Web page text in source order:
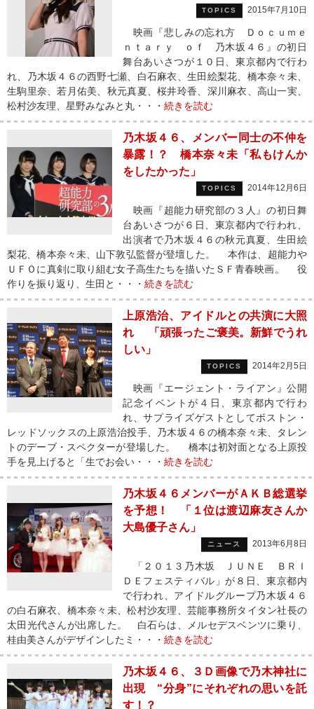
TOPICS 2015年7月10日
映画『悲しみの忘れ方 Ｄｏｃｕｍｅ
ｎｔａｒｙ ｏｆ 乃木坂４６』の初日
舞台あいさつが１０日、東京都内で行わ
れ、乃木坂４６の西野七瀬、白石麻衣、生田絵梨花、橋本奈々未、
生駒里奈、若月佑美、秋元真夏、桜井玲香、深川麻衣、高山一実、
松村沙友理、星野みなみと丸・・・ 続きを読む
乃木坂４６、メンバー同士の不仲を
暴露！？ 橋本奈々未「私もけんか
をしたかった」
TOPICS 2014年12月6日
映画『超能力研究部の３人』の初日舞
台あいさつが６日、東京都内で行われ、
出演者で乃木坂４６の秋元真夏、生田絵
梨花、橋本奈々未、山下敦弘監督が登壇した。 本作は、超能力や
ＵＦＯに真剣に取り組む女子高生たちを描いたＳＦ青春映画。 役
作りを振り返り、生田と・・・ 続きを読む
上原浩治、アイドルとの共演に大照
れ 「頑張ったご褒美。新鮮でうれ
しい」
TOPICS 2014年2月5日
映画『エージェント・ライアン』公開
記念イベントが４日、東京都内で行わ
れ、サプライズゲストとしてボストン・
レッドソックスの上原浩治投手、乃木坂４６の橋本奈々未、タレン
トのデーブ・スペクターが登場した。 橋本は初対面となる上原投
手を見上げると「生でお会い・・・ 続きを読む
乃木坂４６メンバーがＡＫＢ総選挙
を予想！ 「１位は渡辺麻友さんか
大島優子さん」
ニュース 2013年6月8日
「２０１３乃木坂 ＪＵＮＥ ＢＲＩ
ＤＥフェスティバル」が８日、東京都内
で行われ、アイドルグループ乃木坂４６
の白石麻衣、橋本奈々未、松村沙友理、芸能事務所タイタン社長の
太田光代さんが出席した。 白石らは、メルセデスベンツに乗り、
桂由美さんがデザインしたミ・・・ 続きを読む
乃木坂４６、３Ｄ画像で乃木神社に
出現 “分身”にそれぞれの思いを託
す！？